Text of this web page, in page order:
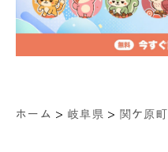
ホーム > 岐阜県 > 関ケ原町